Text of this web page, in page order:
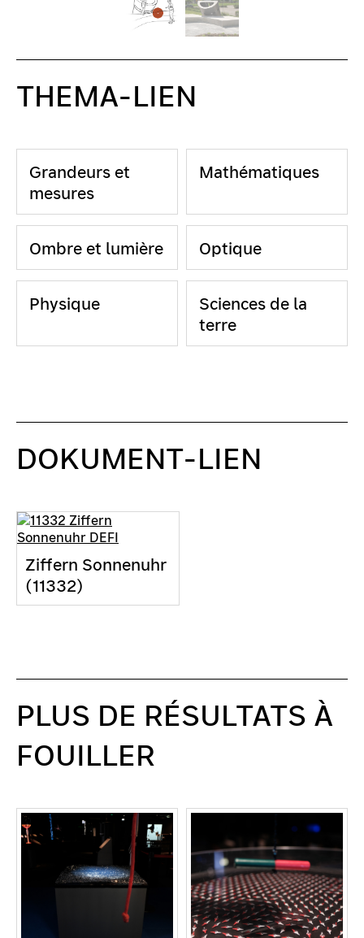
THEMA-LIEN
Grandeurs et
mesures
Mathématiques
Ombre et lumière Optique
Physique
Sciences de la
terre
DOKUMENT-LIEN
Ziffern Sonnenuhr
(11332)
PLUS DE RÉSULTATS À
FOUILLER